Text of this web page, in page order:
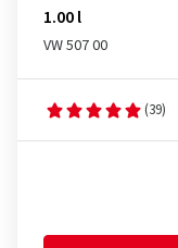
1.00 l
VW 507 00
(39)